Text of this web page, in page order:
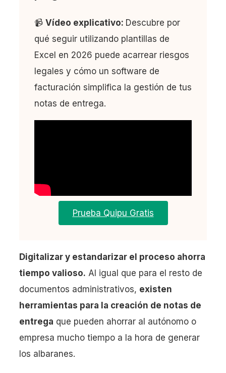
📹 Vídeo explicativo: Descubre por
qué seguir utilizando plantillas de
Excel en 2026 puede acarrear riesgos
legales y cómo un software de
facturación simplifica la gestión de tus
notas de entrega.
Prueba Quipu Gratis
Digitalizar y estandarizar el proceso ahorra
tiempo valioso. Al igual que para el resto de
documentos administrativos, existen
herramientas para la creación de notas de
entrega que pueden ahorrar al autónomo o
empresa mucho tiempo a la hora de generar
los albaranes.